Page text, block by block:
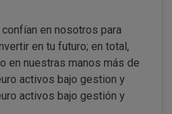
en nosotros para
en tu futuro; en total,
en nuestras manos más de
activos bajo gestion y
activos bajo gestión y